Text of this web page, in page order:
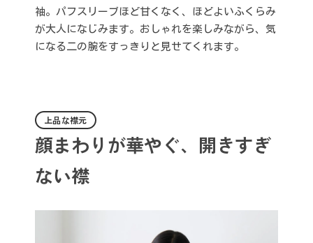
袖。パフスリーブほど甘くなく、ほどよいふくらみ
が大人になじみます。おしゃれを楽しみながら、気
になる二の腕をすっきりと見せてくれます。
上品な襟元
顔まわりが華やぐ、開きすぎ
ない襟